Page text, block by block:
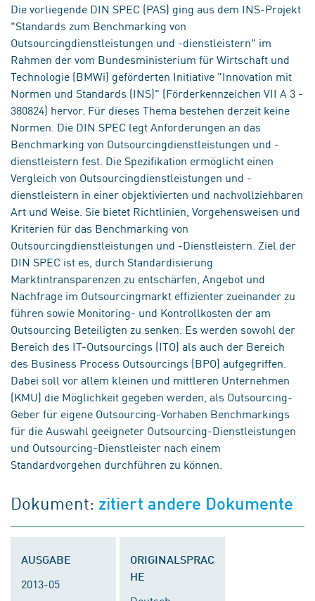
Die vorliegende DIN SPEC (PAS) ging aus dem INS-Projekt
"Standards zum Benchmarking von
Outsourcingdienstleistungen und -dienstleistern" im
Rahmen der vom Bundesministerium für Wirtschaft und
Technologie (BMWi) geförderten Initiative "Innovation mit
Normen und Standards (INS)" (Förderkennzeichen VII A 3 -
380824) hervor. Für dieses Thema bestehen derzeit keine
Normen. Die DIN SPEC legt Anforderungen an das
Benchmarking von Outsourcingdienstleistungen und -
dienstleistern fest. Die Spezifikation ermöglicht einen
Vergleich von Outsourcingdienstleistungen und -
dienstleistern in einer objektivierten und nachvollziehbaren
Art und Weise. Sie bietet Richtlinien, Vorgehensweisen und
Kriterien für das Benchmarking von
Outsourcingdienstleistungen und -Dienstleistern. Ziel der
DIN SPEC ist es, durch Standardisierung
Marktintransparenzen zu entschärfen, Angebot und
Nachfrage im Outsourcingmarkt effizienter zueinander zu
führen sowie Monitoring- und Kontrollkosten der am
Outsourcing Beteiligten zu senken. Es werden sowohl der
Bereich des IT-Outsourcings (ITO) als auch der Bereich
des Business Process Outsourcings (BPO) aufgegriffen.
Dabei soll vor allem kleinen und mittleren Unternehmen
(KMU) die Möglichkeit gegeben werden, als Outsourcing-
Geber für eigene Outsourcing-Vorhaben Benchmarkings
für die Auswahl geeigneter Outsourcing-Dienstleistungen
und Outsourcing-Dienstleister nach einem
Standardvorgehen durchführen zu können.
Dokument: zitiert andere Dokumente
AUSGABE
2013-05
ORIGINALSPRAC
HE